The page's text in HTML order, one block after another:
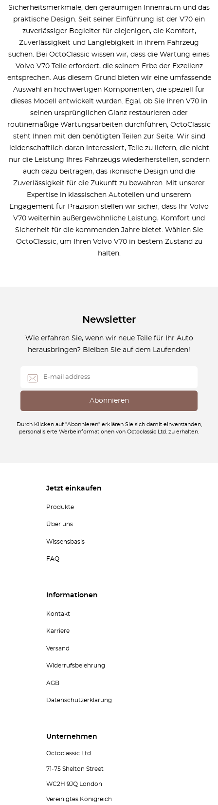
Sicherheitsmerkmale, den geräumigen Innenraum und das
praktische Design. Seit seiner Einführung ist der V70 ein
zuverlässiger Begleiter für diejenigen, die Komfort,
Zuverlässigkeit und Langlebigkeit in ihrem Fahrzeug
suchen. Bei OctoClassic wissen wir, dass die Wartung eines
Volvo V70 Teile erfordert, die seinem Erbe der Exzellenz
entsprechen. Aus diesem Grund bieten wir eine umfassende
Auswahl an hochwertigen Komponenten, die speziell für
dieses Modell entwickelt wurden. Egal, ob Sie Ihren V70 in
seinen ursprünglichen Glanz restaurieren oder
routinemäßige Wartungsarbeiten durchführen, OctoClassic
steht Ihnen mit den benötigten Teilen zur Seite. Wir sind
leidenschaftlich daran interessiert, Teile zu liefern, die nicht
nur die Leistung Ihres Fahrzeugs wiederherstellen, sondern
auch dazu beitragen, das ikonische Design und die
Zuverlässigkeit für die Zukunft zu bewahren. Mit unserer
Expertise in klassischen Autoteilen und unserem
Engagement für Präzision stellen wir sicher, dass Ihr Volvo
V70 weiterhin außergewöhnliche Leistung, Komfort und
Sicherheit für die kommenden Jahre bietet. Wählen Sie
OctoClassic, um Ihren Volvo V70 in bestem Zustand zu
halten.
Newsletter
Wie erfahren Sie, wenn wir neue Teile für Ihr Auto
herausbringen? Bleiben Sie auf dem Laufenden!
Durch Klicken auf "Abonnieren" erklären Sie sich damit einverstanden,
personalisierte Werbeinformationen von Octoclassic Ltd. zu erhalten.
Jetzt einkaufen
Produkte
Über uns
Wissensbasis
FAQ
Informationen
Kontakt
Karriere
Versand
Widerrufsbelehrung
AGB
Datenschutzerklärung
Unternehmen
Octoclassic Ltd.
71-75 Shelton Street
WC2H 9JQ London
Vereinigtes Königreich